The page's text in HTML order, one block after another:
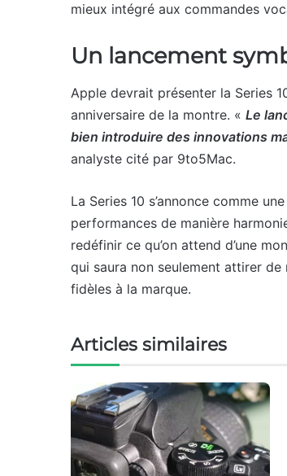
mieux intégré aux commandes
Un lancement
Apple devrait présenter la Series
anniversaire de la montre. « Le
bien introduire des innovations
analyste cité par 9to5Mac.
La Series 10 s’annonce comme
performances de manière
redéfinir ce qu’on attend d’une
qui saura non seulement attirer
fidèles à la marque.
Articles similaires